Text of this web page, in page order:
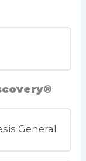
General